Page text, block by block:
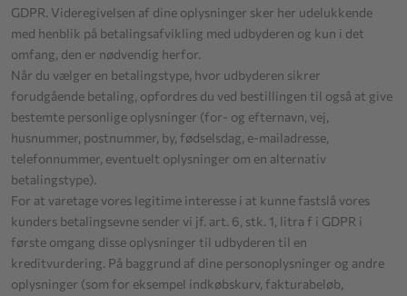
GDPR. Videregivelsen af dine oplysninger sker her udelukkende
med henblik på betalingsafvikling med udbyderen og kun i det
omfang, den er nødvendig herfor.
Når du vælger en betalingstype, hvor udbyderen sikrer
forudgående betaling, opfordres du ved bestillingen til også at give
bestemte personlige oplysninger (for- og efternavn, vej,
husnummer, postnummer, by, fødselsdag, e-mailadresse,
telefonnummer, eventuelt oplysninger om en alternativ
betalingstype).
For at varetage vores legitime interesse i at kunne fastslå vores
kunders betalingsevne sender vi jf. art. 6, stk. 1, litra f i GDPR i
første omgang disse oplysninger til udbyderen til en
kreditvurdering. På baggrund af dine personoplysninger og andre
oplysninger (som for eksempel indkøbskurv, fakturabeløb,